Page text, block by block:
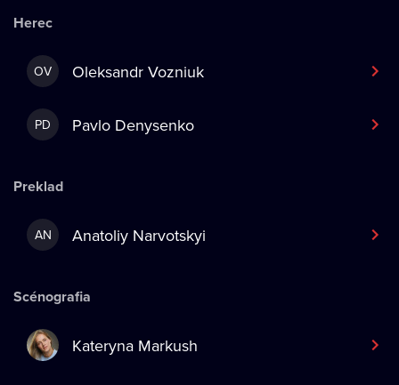
Herec
OV Oleksandr Vozniuk
PD Pavlo Denysenko
Preklad
AN Anatoliy Narvotskyi
Scénografia
Kateryna Markush